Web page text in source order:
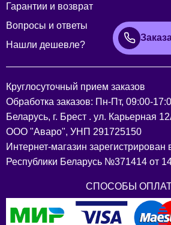
Гарантии и возврат
Вопросы и ответы
Нашли дешевле?
Круглосуточный прием заказов
Обработка заказов: Пн-Пт, 09:00-
Беларусь, г. Брест . ул. Карьерная
ООО "Аваро", УНП 291725150
Интернет-магазин зарегистрирован
Республики Беларусь №371414 от
СПОСОБЫ